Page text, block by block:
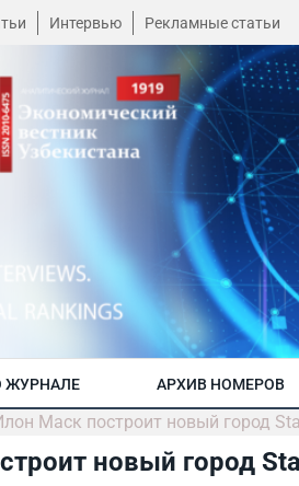
Интервью Рекламные статьи
ЖУРНАЛЕ АРХИВ НОМЕРОВ
Маск построит новый город
новый город